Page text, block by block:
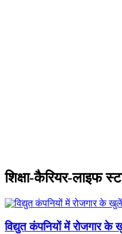
शिक्षा-कैरियर-लाइफ
विद्युत कंपनियों में रोजगार के